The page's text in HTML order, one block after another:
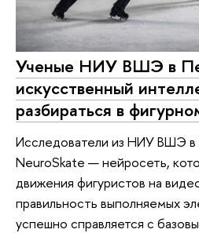
Ученые НИУ ВШЭ в
искусственный
разбираться в
Исследователи из НИУ ВШЭ в
NeuroSkate — нейросеть,
движения фигуристов на
правильность выполняемых
успешно справляется с